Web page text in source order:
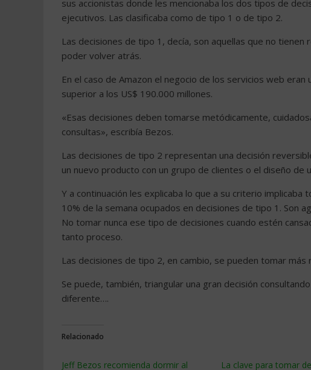
sus accionistas donde les mencionaba los dos tipos de
ejecutivos. Las clasificaba como de tipo 1 o de tipo 2.
Las decisiones de tipo 1, decía, son aquellas que no
poder volver atrás.
En el caso de Amazon el negocio de los servicios web
superior a los US$ 190.000 millones.
«Esas decisiones deben tomarse metódicamente,
consultas», escribía Bezos.
Las decisiones de tipo 2 representan una decisión
un nuevo producto con un grupo de clientes o el diseño de
Y a continuación les explicaba lo que a su criterio
10% de la semana ocupados en decisiones de tipo 1. Son
No tomar nunca ese tipo de decisiones cuando estén
tanto proceso.
Las decisiones de tipo 2, en cambio, se pueden tomar
Se puede, también, triangular una gran decisión
diferente….
Relacionado
Jeff Bezos recomienda dormir al
La clave para tomar